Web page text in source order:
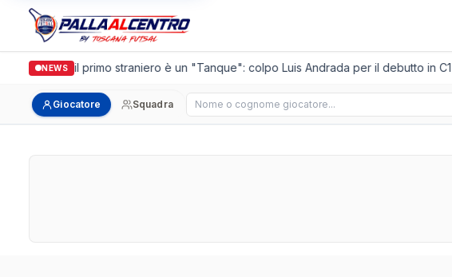
NEWS
Casalguidi, il primo straniero è un "Tanque": colpo Luis Andrada per il debutto in C1•
Giocatore Squadra Cerca giocatore